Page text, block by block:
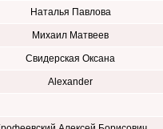
Наталья Павлова
Михаил Матвеев
Свидерская Оксана
Alexander